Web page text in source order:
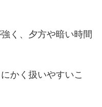
く、夕方や暗い時間
かく扱いやすいこ